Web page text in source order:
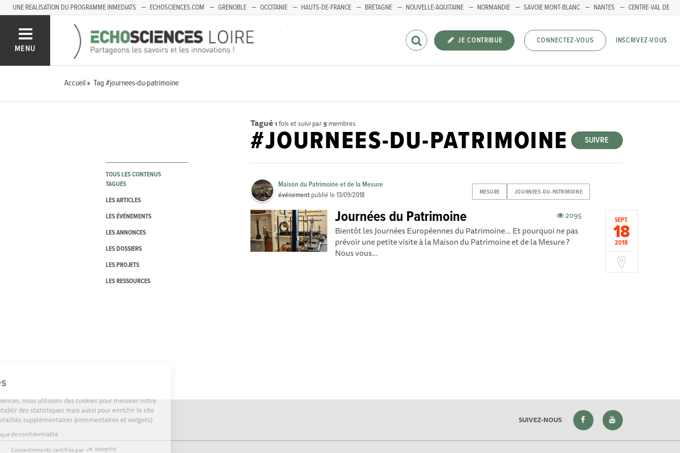
Sur Echosciences, nous utilisons des cookies pour mesurer notre
audience, établir des statistiques mais aussi pour enrichir le site
de fonctionnalités supplémentaires (commentaires et widgets).
Lire la politique de confidentialité
Consentements certifiés par
UNE REALISATION DU PROGRAMME INMEDIATS ECHOSCIENCES.COM GRENOBLE OCCITANIE HAUTS-DE-FRANCE BRETAGNE NOUVELLE-AQUITAINE NORMANDIE SAVOIE MONT-BLANC NANTES
CENTRE-VAL DE
MENU
JE CONTRIBUE CONNECTEZ-VOUS INSCRIVEZ-VOUS
Accueil Tag #journees-du-patrimoine
TOUS LES CONTENUS
TAGUÉS
LES ARTICLES
LES ÉVÉNEMENTS
LES ANNONCES
LES DOSSIERS
LES PROJETS
LES RESSOURCES
Tagué 1 fois et suivi par5 membres
SUIVRE
#JOURNEES-DU-PATRIMOINE
MESURE JOURNEES-DU-PATRIMOINE
Maison du Patrimoine et de la Mesure
événement publié le13/09/2018
SEPT.
18
2018
2095
Journées du Patrimoine
Bientôt les Journées Européennes du Patrimoine… Et pourquoi ne pas
prévoir une petite visite à la Maison du Patrimoine et de la Mesure ?
Nous vous...
SUIVEZ-NOUS